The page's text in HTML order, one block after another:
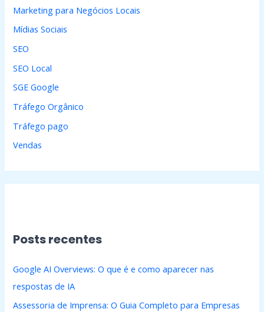
Marketing para Negócios Locais
Mídias Sociais
SEO
SEO Local
SGE Google
Tráfego Orgânico
Tráfego pago
Vendas
Posts recentes
Google AI Overviews: O que é e como aparecer nas
respostas de IA
Assessoria de Imprensa: O Guia Completo para Empresas